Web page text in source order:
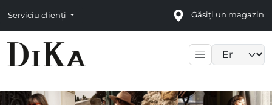
Serviciu clienți Găsiți un magazin